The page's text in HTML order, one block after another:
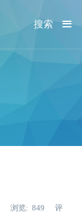
≡
搜索
浏览 849
评